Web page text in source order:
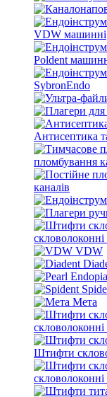
VDW машинні
Poldent
SybronEndo
Антисептика
пломбування
каналів
VDW
Мета
скловолоконні
Штифти